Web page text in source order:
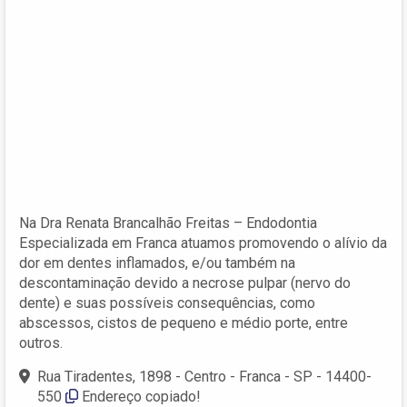
Na Dra Renata Brancalhão Freitas – Endodontia
Especializada em Franca atuamos promovendo o alívio da
dor em dentes inflamados, e/ou também na
descontaminação devido a necrose pulpar (nervo do
dente) e suas possíveis consequências, como
abscessos, cistos de pequeno e médio porte, entre
outros.
Rua Tiradentes, 1898 - Centro - Franca - SP - 14400-
550
Endereço copiado!